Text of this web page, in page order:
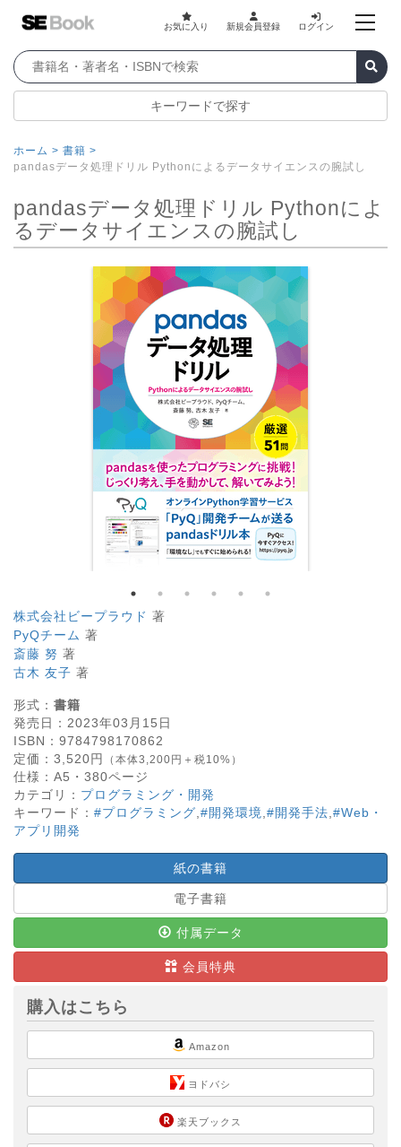
お気に入り 新規会員登録 ログイン
キーワードで探す
ホーム > 書籍 >
pandasデータ処理ドリル Pythonによるデータサイエンスの腕試し
pandasデータ処理ドリル Pythonによ
るデータサイエンスの腕試し
株式会社ビープラウド 著
PyQチーム 著
斎藤 努 著
古木 友子 著
形式： 書籍
発売日： 2023年03月15日
ISBN： 9784798170862
定価： 3,520円 （本体3,200円＋税10%）
仕様： A5・ 380ページ
カテゴリ： プログラミング・開発
キーワード： #プログラミング #開発環境 #開発手法 #Web・
アプリ開発
紙の書籍
電子書籍
付属データ
会員特典
購入はこちら
Amazon
ヨドバシ
楽天ブックス